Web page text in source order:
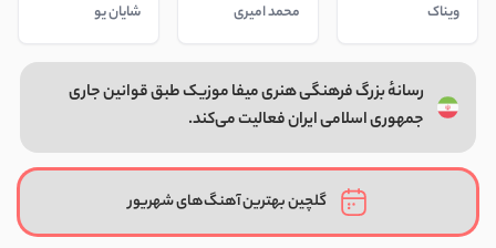
ویناک محمد امیری شایان یو
رسانهٔ بزرگ فرهنگی هنری میفا موزیک طبق قوانین جاری
جمهوری اسلامی ایران فعالیت می‌کند.
گلچین بهترین آهنگ‌های شهریور